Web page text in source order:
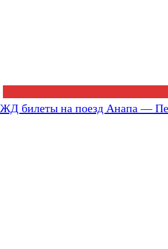
ЖД билеты на поезд Анапа —